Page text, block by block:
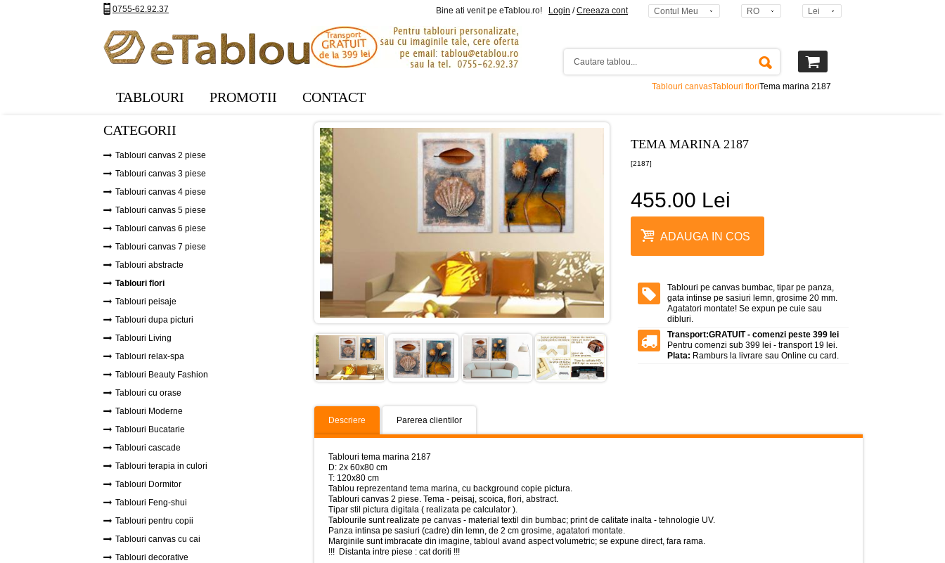
0755-62.92.37 Bine ati venit pe eTablou.ro! Login /Creeaza cont Contul Meu RO Lei
TABLOURI PROMOTII CONTACT
Tablouri canvasTablouri floriTema marina 2187
TEMA MARINA 2187
[2187]
455.00 Lei
ADAUGA IN COS
Tablouri pe canvas bumbac, tipar pe panza,
gata intinse pe sasiuri lemn, grosime 20 mm.
Agatatori montate! Se expun pe cuie sau
dibluri.
Transport:GRATUIT - comenzi peste 399 lei
Pentru comenzi sub 399 lei - transport 19 lei.
Plata: Ramburs la livrare sau Online cu card.
Descriere Parerea clientilor
Tablouri tema marina 2187
D: 2x 60x80 cm
T: 120x80 cm
Tablou reprezentand tema marina, cu background copie pictura.
Tablouri canvas 2 piese. Tema - peisaj, scoica, flori, abstract.
Tipar stil pictura digitala ( realizata pe calculator ).
Tablourile sunt realizate pe canvas - material textil din bumbac; print de calitate inalta - tehnologie UV.
Panza intinsa pe sasiuri (cadre) din lemn, de 2 cm grosime, agatatori montate.
Marginile sunt imbracate din imagine, tabloul avand aspect volumetric; se expune direct, fara rama.
!!! Distanta intre piese : cat doriti !!!
CATEGORII
Tablouri canvas 2 piese
Tablouri canvas 3 piese
Tablouri canvas 4 piese
Tablouri canvas 5 piese
Tablouri canvas 6 piese
Tablouri canvas 7 piese
Tablouri abstracte
Tablouri flori
Tablouri peisaje
Tablouri dupa picturi
Tablouri Living
Tablouri relax-spa
Tablouri Beauty Fashion
Tablouri cu orase
Tablouri Moderne
Tablouri Bucatarie
Tablouri cascade
Tablouri terapia in culori
Tablouri Dormitor
Tablouri Feng-shui
Tablouri pentru copii
Tablouri canvas cu cai
Tablouri decorative